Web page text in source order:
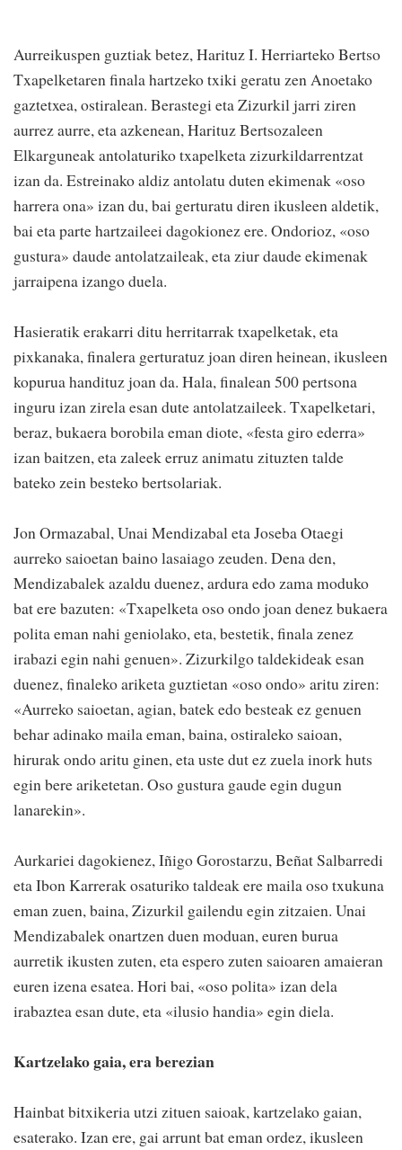
Aurreikuspen guztiak betez, Harituz I. Herriarteko Bertso
Txapelketaren finala hartzeko txiki geratu zen Anoetako
gaztetxea, ostiralean. Berastegi eta Zizurkil jarri ziren
aurrez aurre, eta azkenean, Harituz Bertsozaleen
Elkarguneak antolaturiko txapelketa zizurkildarrentzat
izan da. Estreinako aldiz antolatu duten ekimenak «oso
harrera ona» izan du, bai gerturatu diren ikusleen aldetik,
bai eta parte hartzaileei dagokionez ere. Ondorioz, «oso
gustura» daude antolatzaileak, eta ziur daude ekimenak
jarraipena izango duela.
Hasieratik erakarri ditu herritarrak txapelketak, eta
pixkanaka, finalera gerturatuz joan diren heinean, ikusleen
kopurua handituz joan da. Hala, finalean 500 pertsona
inguru izan zirela esan dute antolatzaileek. Txapelketari,
beraz, bukaera borobila eman diote, «festa giro ederra»
izan baitzen, eta zaleek erruz animatu zituzten talde
bateko zein besteko bertsolariak.
Jon Ormazabal, Unai Mendizabal eta Joseba Otaegi
aurreko saioetan baino lasaiago zeuden. Dena den,
Mendizabalek azaldu duenez, ardura edo zama moduko
bat ere bazuten: «Txapelketa oso ondo joan denez bukaera
polita eman nahi geniolako, eta, bestetik, finala zenez
irabazi egin nahi genuen». Zizurkilgo taldekideak esan
duenez, finaleko ariketa guztietan «oso ondo» aritu ziren:
«Aurreko saioetan, agian, batek edo besteak ez genuen
behar adinako maila eman, baina, ostiraleko saioan,
hirurak ondo aritu ginen, eta uste dut ez zuela inork huts
egin bere ariketetan. Oso gustura gaude egin dugun
lanarekin».
Aurkariei dagokienez, Iñigo Gorostarzu, Beñat Salbarredi
eta Ibon Karrerak osaturiko taldeak ere maila oso txukuna
eman zuen, baina, Zizurkil gailendu egin zitzaien. Unai
Mendizabalek onartzen duen moduan, euren burua
aurretik ikusten zuten, eta espero zuten saioaren amaieran
euren izena esatea. Hori bai, «oso polita» izan dela
irabaztea esan dute, eta «ilusio handia» egin diela.
Kartzelako gaia, era berezian
Hainbat bitxikeria utzi zituen saioak, kartzelako gaian,
esaterako. Izan ere, gai arrunt bat eman ordez, ikusleen